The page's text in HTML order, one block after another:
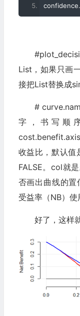
confidence.
List，如果只画
接把List替换成
#
字，书写顺
收益比，默认值
FALSE。col就
否画出曲线的
受益率（NB）使
好了，这样